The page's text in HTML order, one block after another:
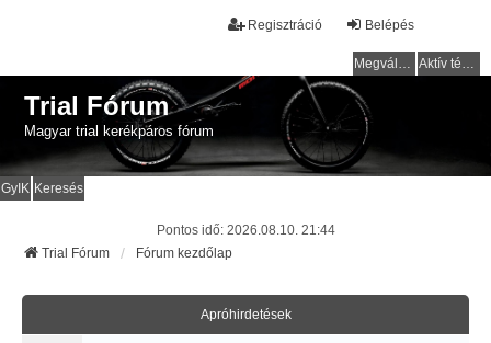
Belépés
Regisztráció
Megválaszolatlan témák Aktív témák
Trial Fórum
Magyar trial kerékpáros fórum
GyIK Keresés
Pontos idő: 2026.08.10. 21:44
Trial Fórum
Fórum kezdőlap
Apróhirdetések